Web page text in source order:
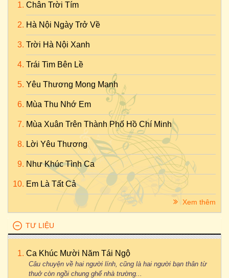
Chân Trời Tím
Hà Nội Ngày Trở Về
Trời Hà Nội Xanh
Trái Tim Bên Lề
Yêu Thương Mong Manh
Mùa Thu Nhớ Em
Mùa Xuân Trên Thành Phố Hồ Chí Minh
Lời Yêu Thương
Như Khúc Tình Ca
Em Là Tất Cả
Xem thêm
TƯ LIỆU
Ca Khúc Mười Năm Tái Ngộ
Câu chuyện về hai người lính, cũng là hai người bạn thân từ
thuở còn ngồi chung ghế nhà trường...